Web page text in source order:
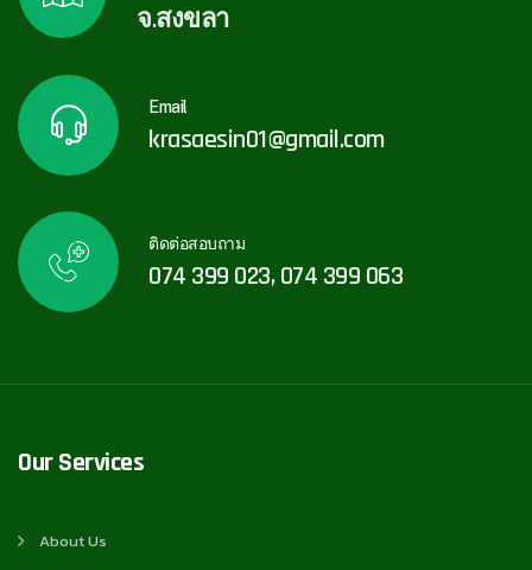
จ.สงขลา
Email
krasaesin01@gmail.com
ติดต่อสอบถาม
074 399 023, 074 399 063
Our Services
About Us